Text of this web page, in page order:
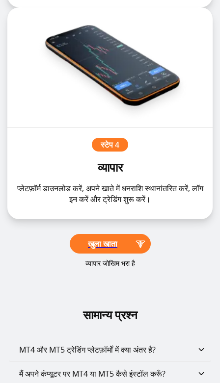
स्टेप 4
व्यापार
प्लेटफ़ॉर्म डाउनलोड करें, अपने खाते में धनराशि स्थानांतरित करें, लॉग
इन करें और ट्रेडिंग शुरू करें।
खुला खाता
व्यापार जोखिम भरा है
सामान्य प्रश्न
MT4 और MT5 ट्रेडिंग प्लेटफ़ॉर्मों में क्या अंतर है?
मैं अपने कंप्यूटर पर MT4 या MT5 कैसे इंस्टॉल करूँ?